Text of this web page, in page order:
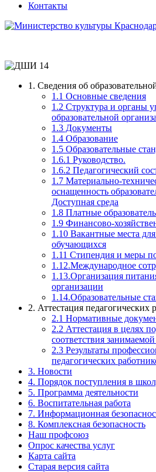
Контакты
1. Сведения об
1.1 Основные сведения
1.2 Структура и органы
образовательной
1.3 Документы
1.4 Образование
1.5 Образовательные
1.6.1 Руководство.
1.6.2 Педагогический
1.7 Материально-
оснащенность
Доступная среда
1.8 Платные
1.9 Финансово-
1.10 Вакантные места
обучающихся
1.11 Стипендия и меры
1.12.Международное
1.13.Организация
организации
1.14.Образовательные
2. Аттестация педагогических
2.1 Нормативные
2.2 Аттестация в целях
соответствия
2.3 Результаты
педагогических
3. Новости
4. Порядок поступления в
5. Программа деятельности
6. Воспитательная работа
7. Информационная
8. Комплексная безопасность
Наш профсоюз
Опрос качества услуг
Карта сайта
Старая версия сайта